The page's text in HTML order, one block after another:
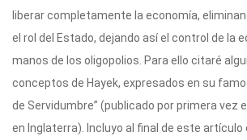
liberar completamente la economía,
el rol del Estado, dejando así el control de la
manos de los oligopolios. Para ello citaré
conceptos de Hayek, expresados en su
de Servidumbre” (publicado por primera vez
en Inglaterra). Incluyo al final de este artículo